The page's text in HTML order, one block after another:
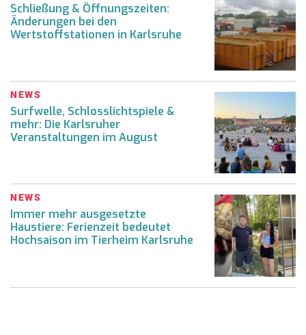
Schließung & Öffnungszeiten:
Änderungen bei den
Wertstoffstationen in Karlsruhe
NEWS
Surfwelle, Schlosslichtspiele &
mehr: Die Karlsruher
Veranstaltungen im August
NEWS
Immer mehr ausgesetzte
Haustiere: Ferienzeit bedeutet
Hochsaison im Tierheim Karlsruhe